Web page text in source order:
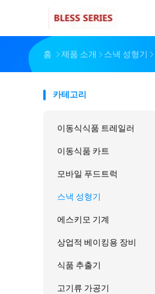
홈 제품 소개 스낵 성형기
카테고리
이동식식품 트레일러
이동식품 카트
모바일 푸드트럭
스낵 성형기
에스키모 기계
상업적 베이킹용 장비
식품 추출기
고기류 가공기